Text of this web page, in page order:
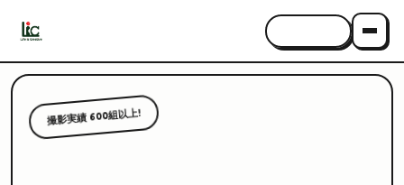
撮影実績 600組以上!